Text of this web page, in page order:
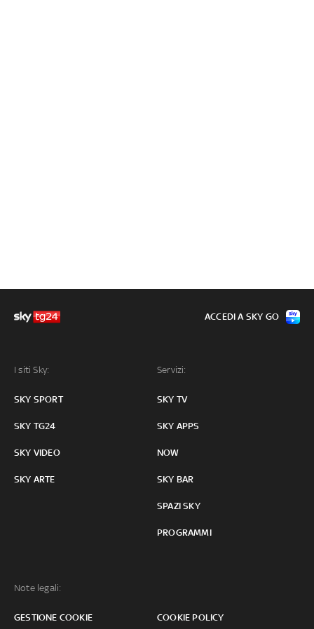
I siti Sky:
SKY SPORT
SKY TG24
SKY VIDEO
SKY ARTE
Servizi:
SKY TV
SKY APPS
NOW
SKY BAR
SPAZI SKY
PROGRAMMI
Note legali:
GESTIONE COOKIE COOKIE POLICY
ACCEDI A SKY GO